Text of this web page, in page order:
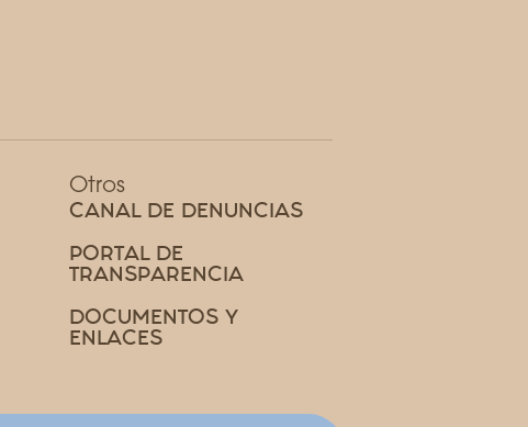
Otros
CANAL DE DENUNCIAS
PORTAL DE
TRANSPARENCIA
DOCUMENTOS Y
ENLACES